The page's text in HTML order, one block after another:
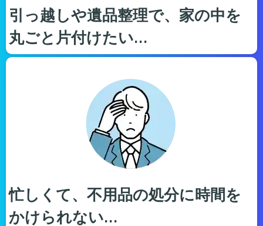
引っ越しや遺品整理で、家の中を
丸ごと片付けたい…
忙しくて、不用品の処分に時間を
かけられない…